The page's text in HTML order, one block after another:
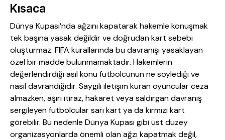
Kısaca
Dünya Kupası’nda ağzını kapatarak hakemle konuşmak
tek başına yasak değildir ve doğrudan kart sebebi
oluşturmaz. FIFA kurallarında bu davranışı yasaklayan
özel bir madde bulunmamaktadır. Hakemlerin
değerlendirdiği asıl konu futbolcunun ne söylediği ve
nasıl davrandığıdır. Saygılı iletişim kuran oyuncular ceza
almazken, aşırı itiraz, hakaret veya saldırgan davranış
sergileyen futbolcular sarı kart ya da kırmızı kart
görebilir. Bu nedenle Dünya Kupası gibi üst düzey
organizasyonlarda önemli olan ağzı kapatmak değil,